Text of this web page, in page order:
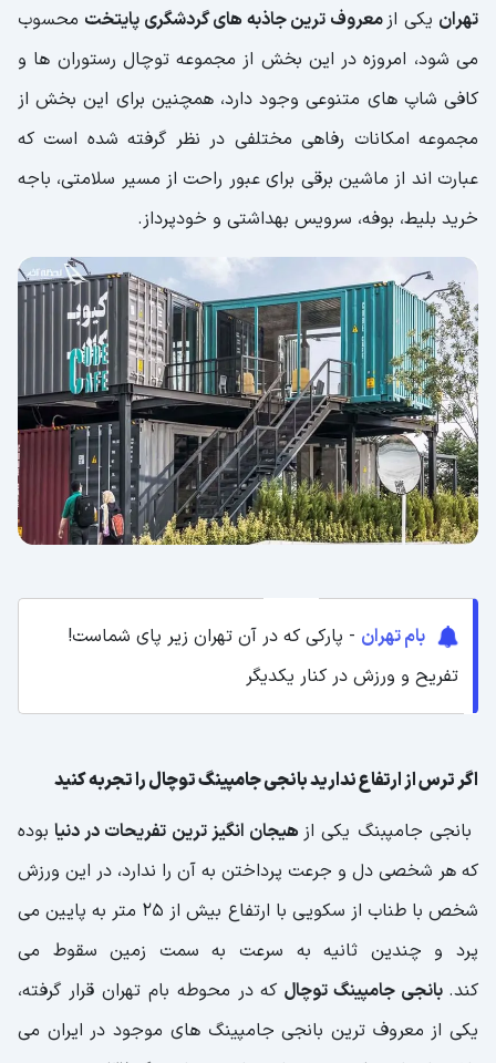
تهران یکی از معروف ترین جاذبه های گردشگری پایتخت محسوب
می شود، امروزه در این بخش از مجموعه توچال رستوران ها و
کافی شاپ های متنوعی وجود دارد، همچنین برای این بخش از
مجموعه امکانات رفاهی مختلفی در نظر گرفته شده است که
عبارت اند از ماشین برقی برای عبور راحت از مسیر سلامتی، باجه
خرید بلیط، بوفه، سرویس بهداشتی و خودپرداز.
بام تهران - پارکی که در آن تهران زیر پای شماست!
تفریح و ورزش در کنار یکدیگر
اگر ترس از ارتفاع ندارید بانجی جامپینگ توچال را تجربه کنید
بانجی جامپبنگ یکی از هیجان انگیز ترین تفریحات در دنیا بوده
که هر شخصی دل و جرعت پرداختن به آن را ندارد، در این ورزش
شخص با طناب از سکویی با ارتفاع بیش از 25 متر به پایین می
پرد و چندین ثانیه به سرعت به سمت زمین سقوط می
کند. بانجی جامپینگ توچالکه در محوطه بام تهران قرار گرفته،
یکی از معروف ترین بانجی جامپینگ های موجود در ایران می